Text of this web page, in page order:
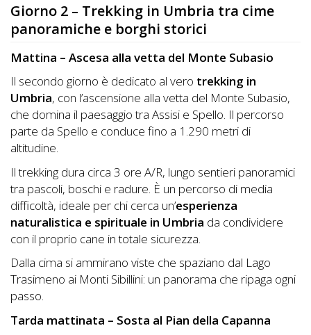
Giorno 2 – Trekking in Umbria tra cime
panoramiche e borghi storici
Mattina – Ascesa alla vetta del Monte Subasio
Il secondo giorno è dedicato al vero trekking in
Umbria, con l’ascensione alla vetta del Monte Subasio,
che domina il paesaggio tra Assisi e Spello. Il percorso
parte da Spello e conduce fino a 1.290 metri di
altitudine.
Il trekking dura circa 3 ore A/R, lungo sentieri panoramici
tra pascoli, boschi e radure. È un percorso di media
difficoltà, ideale per chi cerca un’esperienza
naturalistica e spirituale in Umbria da condividere
con il proprio cane in totale sicurezza.
Dalla cima si ammirano viste che spaziano dal Lago
Trasimeno ai Monti Sibillini: un panorama che ripaga ogni
passo.
Tarda mattinata – Sosta al Pian della Capanna